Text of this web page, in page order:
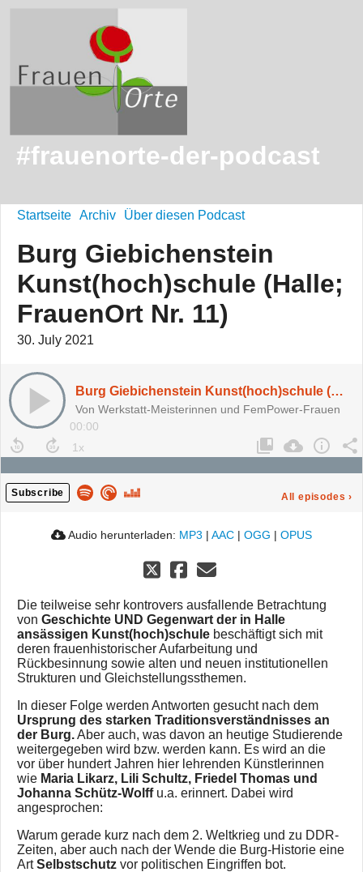
#frauenorte-der-podcast
Startseite Archiv Über diesen Podcast
Burg Giebichenstein
Kunst(hoch)schule (Halle;
FrauenOrt Nr. 11)
30. July 2021
Burg Giebichenstein Kunst(hoch)schule (Halle; FrauenOrt Nr. 11)
Von Werkstatt-Meisterinnen und FemPower-Frauen
00:00
Subscribe All episodes ›
Audio herunterladen: MP3 | AAC | OGG | OPUS
Die teilweise sehr kontrovers ausfallende Betrachtung
von Geschichte UND Gegenwart der in Halle
ansässigen Kunst(hoch)schule beschäftigt sich mit
deren frauenhistorischer Aufarbeitung und
Rückbesinnung sowie alten und neuen institutionellen
Strukturen und Gleichstellungssthemen.
In dieser Folge werden Antworten gesucht nach dem
Ursprung des starken Traditionsverständnisses an
der Burg.Aber auch, was davon an heutige Studierende
weitergegeben wird bzw. werden kann. Es wird an die
vor über hundert Jahren hier lehrenden Künstlerinnen
wie Maria Likarz, Lili Schultz, Friedel Thomas und
Johanna Schütz-Wolffu.a. erinnert. Dabei wird
angesprochen:
Warum gerade kurz nach dem 2. Weltkrieg und zu DDR-
Zeiten, aber auch nach der Wende die Burg-Historie eine
ArtSelbstschutz vor politischen Eingriffen bot.